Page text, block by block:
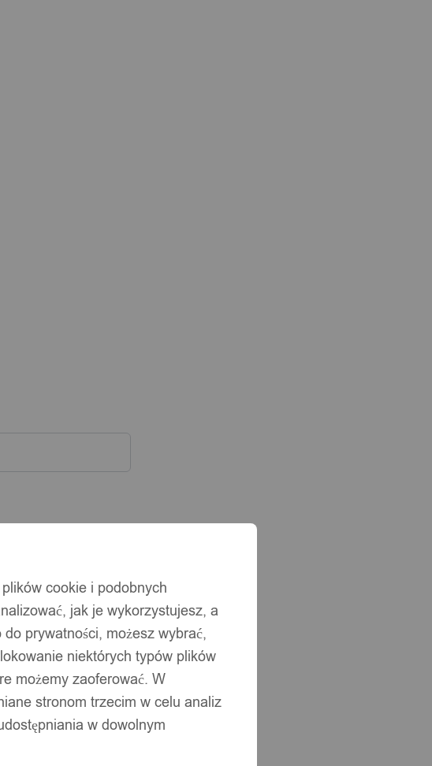
cookie i podobnych
jak je wykorzystujesz, a
prywatności, możesz wybrać,
niektórych typów plików
możemy zaoferować. W
stronom trzecim w celu analiz
w dowolnym